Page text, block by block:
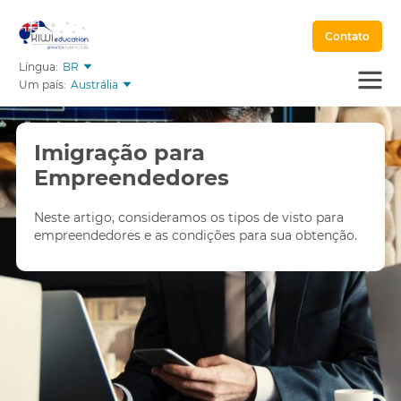
Língua: BR
Um país: Austrália
Contato
Imigração para
Empreendedores
Neste artigo, consideramos os tipos de visto para
empreendedores e as condições para sua obtenção.